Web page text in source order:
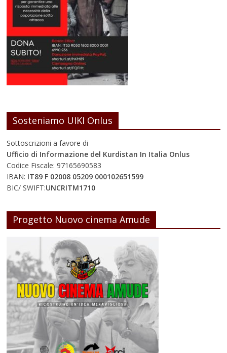
Sosteniamo UIKI Onlus
Sottoscrizioni a favore di
Ufficio di Informazione del Kurdistan In Italia Onlus
Codice Fiscale: 97165690583
IBAN: IT89 F 02008 05209 000102651599
BIC/ SWIFT:UNCRITM1710
Progetto Nuovo cinema Amude